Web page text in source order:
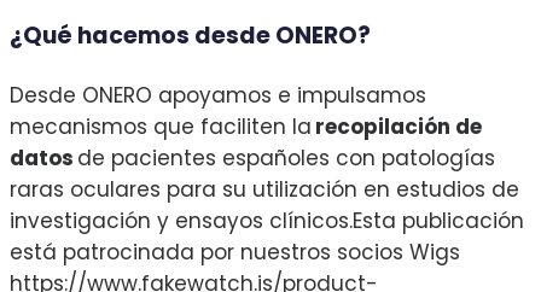
¿Qué hacemos desde ONERO?
Desde ONERO apoyamos e impulsamos
mecanismos que faciliten la recopilación de
datos de pacientes españoles con patologías
raras oculares para su utilización en estudios de
investigación y ensayos clínicos.Esta publicación
está patrocinada por nuestros socios Wigs
https://www.fakewatch.is/product-